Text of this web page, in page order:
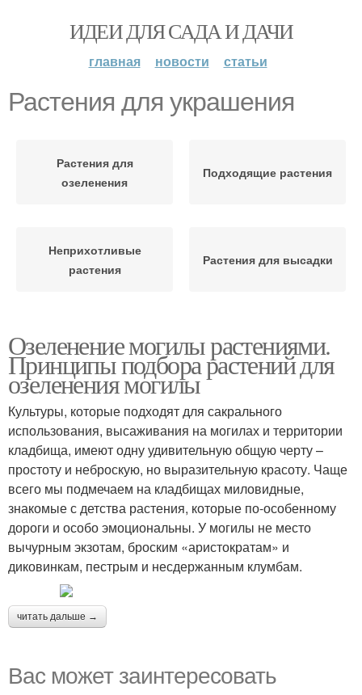
ИДЕИ ДЛЯ САДА И ДАЧИ
главная новости статьи
Растения для украшения
Растения для
озеленения
Подходящие растения
Неприхотливые
растения
Растения для высадки
Озеленение могилы растениями.
Принципы подбора растений для
озеленения могилы
Культуры, которые подходят для сакрального
использования, высаживания на могилах и территории
кладбища, имеют одну удивительную общую черту –
простоту и неброскую, но выразительную красоту. Чаще
всего мы подмечаем на кладбищах миловидные,
знакомые с детства растения, которые по-особенному
дороги и особо эмоциональны. У могилы не место
вычурным экзотам, броским «аристократам» и
диковинкам, пестрым и несдержанным клумбам.
читать дальше →
Вас может заинтересовать